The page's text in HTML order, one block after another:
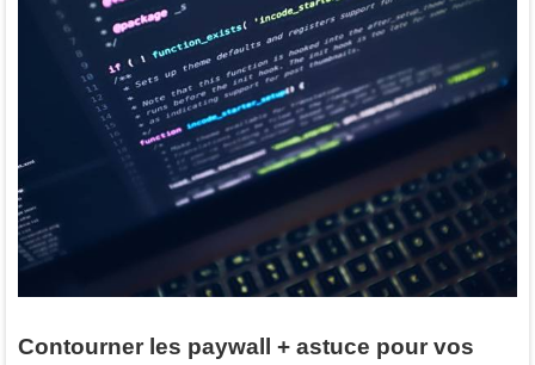
Contourner les paywall + astuce pour vos